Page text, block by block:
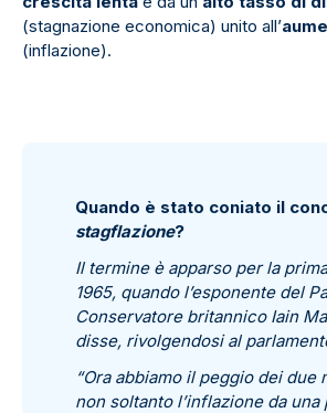
(stagnazione economica) unito all’
(inflazione).
Quando è stato coniato il
stagflazione?
Il termine è apparso per la
1965, quando l’esponente del
Conservatore britannico Iain
disse, rivolgendosi al
“Ora abbiamo il peggio dei
non soltanto l’inflazione da una